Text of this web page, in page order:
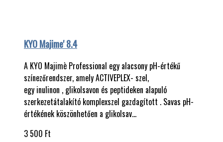
KYO Majime' 8.4
A KYO Majimè Professional egy alacsony pH-értékű
színezőrendszer, amely ACTIVEPLEX- szel,
egy inulinon , glikolsavon és peptideken alapuló
szerkezetátalakító komplexszel gazdagított . Savas pH-
értékének köszönhetően a glikolsav…
3 500 Ft